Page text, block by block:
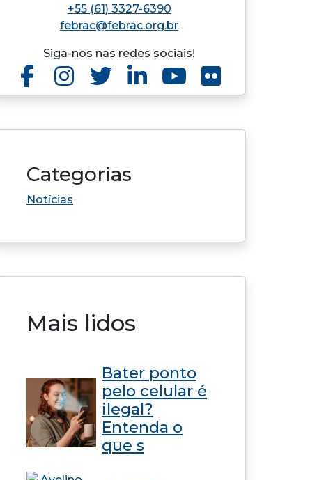
+55 (61) 3327-6390
febrac@febrac.org.br
Siga-nos nas redes sociais!
Categorias
Notícias
Mais lidos
Bater ponto
pelo celular é
ilegal?
Entenda o
que s